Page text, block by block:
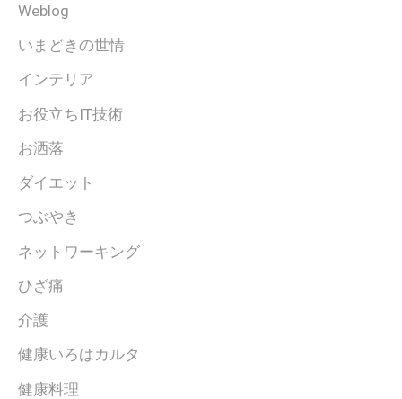
Weblog
いまどきの世情
インテリア
お役立ちIT技術
お洒落
ダイエット
つぶやき
ネットワーキング
ひざ痛
介護
健康いろはカルタ
健康料理